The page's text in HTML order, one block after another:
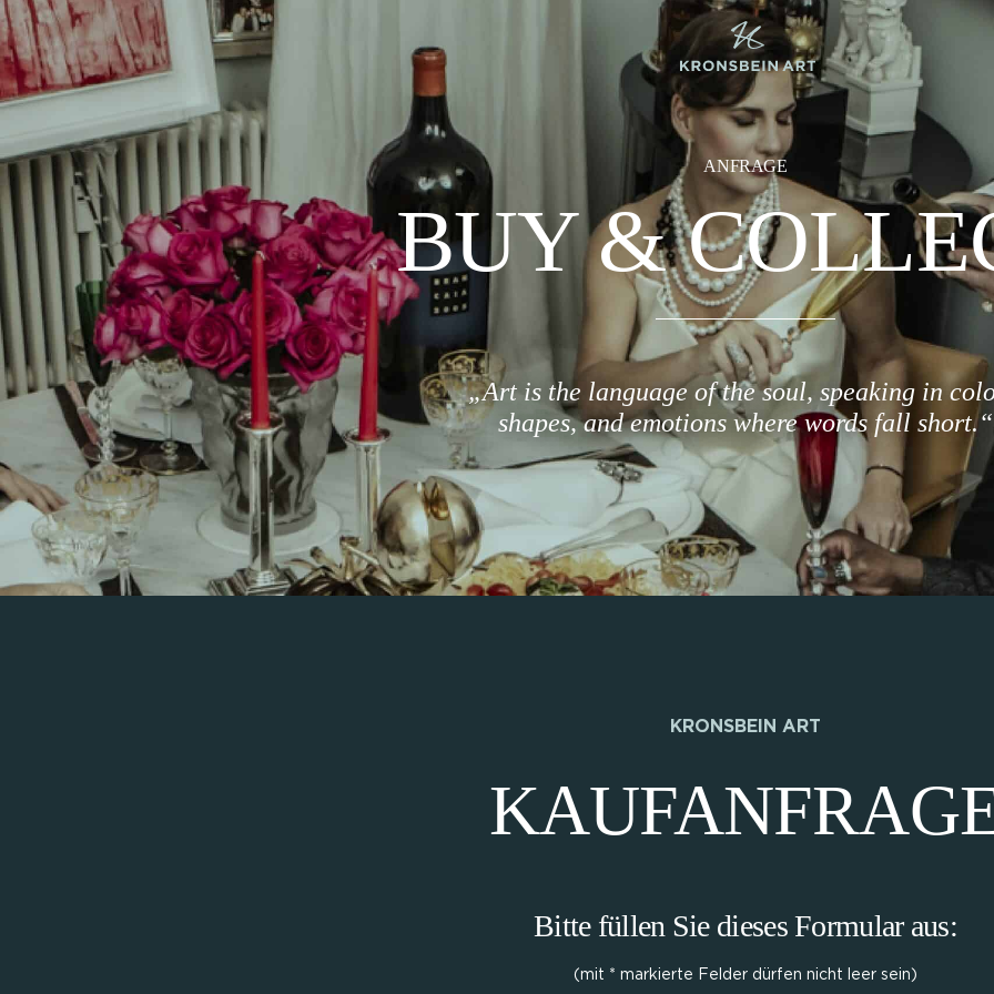
ANFRAGE
BUY &
„Art is the language of the soul, speaking in
shapes, and emotions where words fall short.“
KRONSBEIN ART
Bitte füllen Sie dieses Formular aus:
(mit * markierte Felder dürfen nicht leer sein)